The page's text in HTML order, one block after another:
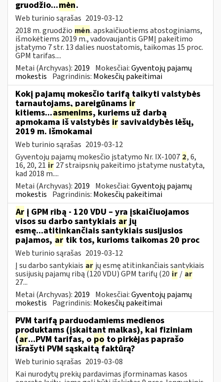
gruodžio...mėn.
Web turinio sąrašas 2019-03-12
2018 m. gruodžio mėn. apskaičiuotiems atostoginiams,
išmokėtiems 2019 m., vadovaujantis GPMĮ pakeitimo
įstatymo 7 str. 13 dalies nuostatomis, taikomas 15 proc.
GPM tarifas....
Metai (Archyvas): 2019 Mokesčiai:Gyventojų pajamų
mokestis Pagrindinis: Mokesčių pakeitimai
Kokį pajamų mokesčio tarifą taikyti valstybės
tarnautojams, pareigūnams ir
kitiems...asmenims, kuriems už darbą
apmokama iš valstybės ir savivaldybės lėšų,
2019 m. išmokamai
Web turinio sąrašas 2019-03-12
Gyventojų pajamų mokesčio įstatymo Nr. IX-1007 2, 6,
16, 20, 21 ir 27 straipsnių pakeitimo įstatyme nustatyta,
kad 2018 m....
Metai (Archyvas): 2019 Mokesčiai:Gyventojų pajamų
mokestis Pagrindinis: Mokesčių pakeitimai
Ar į GPM ribą - 120 VDU – yra įskaičiuojamos
visos su darbo santykiais arjų
esmę...atitinkančiais santykiais susijusios
pajamos, ar tik tos, kurioms taikomas 20 proc
Web turinio sąrašas 2019-03-12
Į su darbo santykiais ar jų esmę atitinkančiais santykiais
susijusių pajamų ribą (120 VDU) GPM tarifų (20 ir / ar
27...
Metai (Archyvas): 2019 Mokesčiai:Gyventojų pajamų
mokestis Pagrindinis: Mokesčių pakeitimai
PVM tarifą parduodamiems medienos
produktams (įskaitant malkas), kai fiziniam
(ar...PVM tarifas, o po to pirkėjas paprašo
išrašyti PVM sąskaitą faktūrą?
Web turinio sąrašas 2019-03-08
Kai nurodytų prekių pardavimas įforminamas kasos